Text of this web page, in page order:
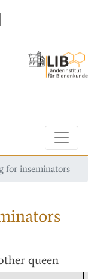
for inseminators
queen